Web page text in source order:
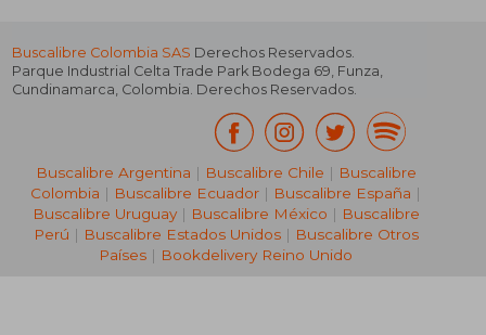
Buscalibre Colombia SAS Derechos Reservados.
Parque Industrial Celta Trade Park Bodega 69, Funza,
Cundinamarca, Colombia. Derechos Reservados.
Buscalibre Argentina | Buscalibre Chile | Buscalibre
Colombia | Buscalibre Ecuador | Buscalibre España |
Buscalibre Uruguay| Buscalibre México | Buscalibre
Perú | Buscalibre Estados Unidos| Buscalibre Otros
Países | Bookdelivery Reino Unido